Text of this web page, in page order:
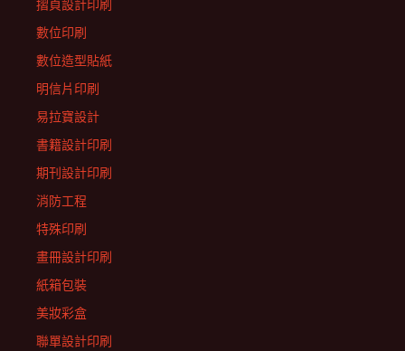
摺頁設計印刷
數位印刷
數位造型貼紙
明信片印刷
易拉寶設計
書籍設計印刷
期刊設計印刷
消防工程
特殊印刷
畫冊設計印刷
紙箱包裝
美妝彩盒
聯單設計印刷